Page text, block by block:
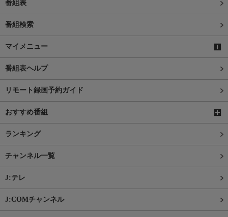
番組表
番組検索
マイメニュー
番組表ヘルプ
リモート録画予約ガイド
おすすめ番組
ランキング
チャンネル一覧
J:テレ
J:COMチャンネル